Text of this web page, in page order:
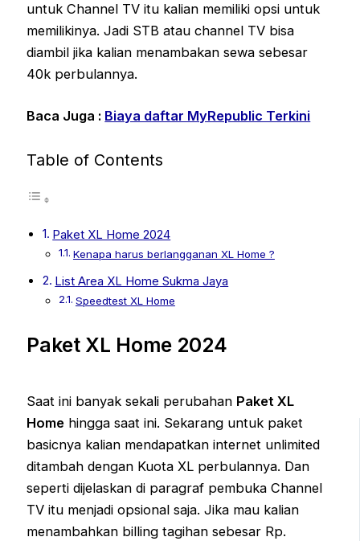
untuk Channel TV itu kalian memiliki opsi untuk
memilikinya. Jadi STB atau channel TV bisa
diambil jika kalian menambakan sewa sebesar
40k perbulannya.
Baca Juga : Biaya daftar MyRepublic Terkini
Table of Contents
Paket XL Home 2024
Kenapa harus berlangganan XL Home ?
List Area XL Home Sukma Jaya
Speedtest XL Home
Paket XL Home 2024
Saat ini banyak sekali perubahan Paket XL
Home hingga saat ini. Sekarang untuk paket
basicnya kalian mendapatkan internet unlimited
ditambah dengan Kuota XL perbulannya. Dan
seperti dijelaskan di paragraf pembuka Channel
TV itu menjadi opsional saja. Jika mau kalian
menambahkan billing tagihan sebesar Rp.